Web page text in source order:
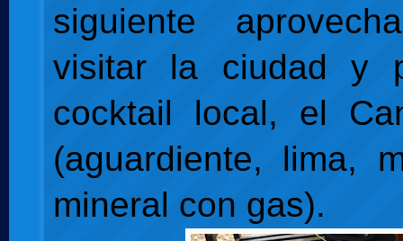
siguiente
visitar la ciudad y
cocktail local, el
(aguardiente, lima,
mineral con gas).